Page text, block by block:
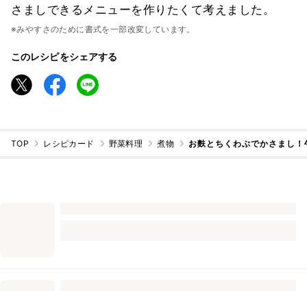
さましできるメニューを作りたくて考えました。
※みやすさのために書式を一部改変しています。
このレシピをシェアする
TOP レシピカード 野菜料理 煮物 お麩とちくわぶでかさまし